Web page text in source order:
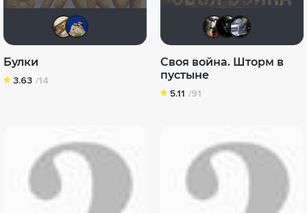
Булки
3.63 /14
Своя война. Шторм в
пустыне
5.11 /91